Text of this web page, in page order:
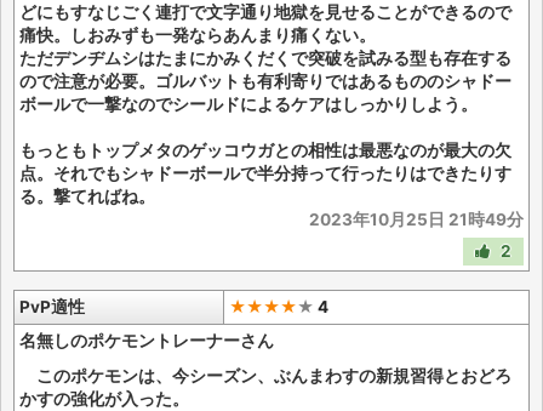
どにもすなじごく連打で文字通り地獄を見せることができるので
痛快。しおみずも一発ならあんまり痛くない。
ただデンヂムシはたまにかみくだくで突破を試みる型も存在する
ので注意が必要。ゴルバットも有利寄りではあるもののシャドー
ボールで一撃なのでシールドによるケアはしっかりしよう。
もっともトップメタのゲッコウガとの相性は最悪なのが最大の欠
点。それでもシャドーボールで半分持って行ったりはできたりす
る。撃てればね。
2023年10月25日 21時49分
2
PvP適性 ★★★★★ 4
名無しのポケモントレーナーさん
このポケモンは、今シーズン、ぶんまわすの新規習得とおどろ
かすの強化が入った。